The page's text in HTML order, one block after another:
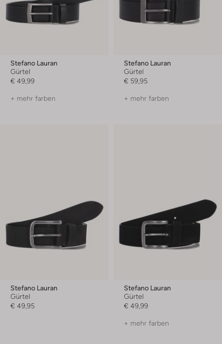
Stefano Lauran
Gürtel
€ 49,99
+ mehr farben
Stefano Lauran
Gürtel
€ 59,95
+ mehr farben
Stefano Lauran
Gürtel
€ 49,95
Stefano Lauran
Gürtel
€ 49,99
+ mehr farben